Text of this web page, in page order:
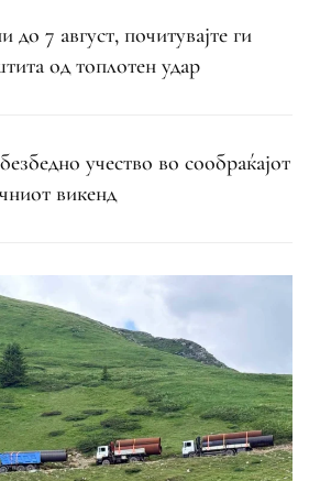
7 август, почитувајте ги
од топлотен удар
учество во сообраќајот
викенд